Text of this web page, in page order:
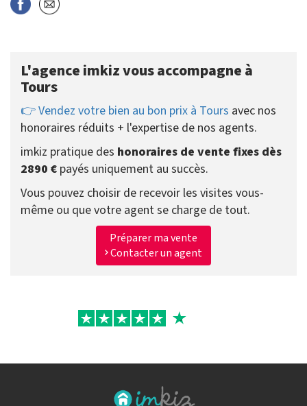
L'agence imkiz vous accompagne à
Tours
👉 Vendez votre bien au bon prix à Tours avec nos
honoraires réduits + l'expertise de nos agents.
imkiz pratique des honoraires de vente fixes dès
2890 € payés uniquement au succès.
Vous pouvez choisir de recevoir les visites vous-
même ou que votre agent se charge de tout.
Préparer ma vente
Contacter un agent